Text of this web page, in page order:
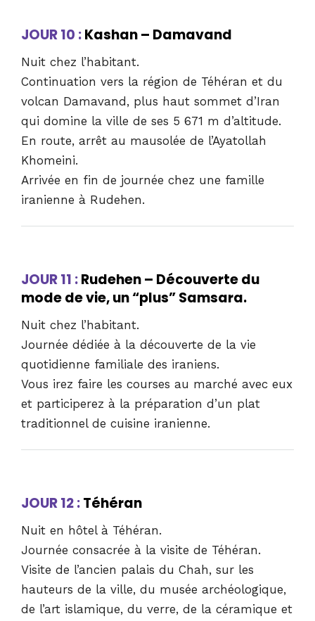
JOUR 10 :Kashan – Damavand
Nuit chez l’habitant.
Continuation vers la région de Téhéran et du
volcan Damavand, plus haut sommet d’Iran
qui domine la ville de ses 5 671 m d’altitude.
En route, arrêt au mausolée de l’Ayatollah
Khomeini.
Arrivée en fin de journée chez une famille
iranienne à Rudehen.
JOUR 11 :Rudehen – Découverte du
mode de vie, un “plus” Samsara.
Nuit chez l’habitant.
Journée dédiée à la découverte de la vie
quotidienne familiale des iraniens.
Vous irez faire les courses au marché avec eux
et participerez à la préparation d’un plat
traditionnel de cuisine iranienne.
JOUR 12 :Téhéran
Nuit en hôtel à Téhéran.
Journée consacrée à la visite de Téhéran.
Visite de l’ancien palais du Chah, sur les
hauteurs de la ville, du musée archéologique,
de l’art islamique, du verre, de la céramique et